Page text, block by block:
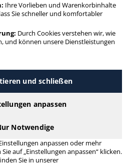
18xA4
für Außen
für Außen
12xA4
Ihre Vorlieben und Warenkorbinhalte
Sie schneller und komfortabler
Durch Cookies verstehen wir, wie
und können unsere Dienstleistungen
und schließen
anpassen
Notwendige
anpassen oder mehr
auf „Einstellungen anpassen“ klicken.
Sie in unserer